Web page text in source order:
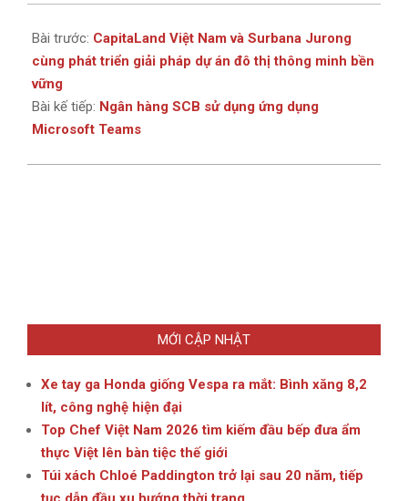
Bài trước: CapitaLand Việt Nam và Surbana Jurong
cùng phát triển giải pháp dự án đô thị thông minh bền
vững
Bài kế tiếp: Ngân hàng SCB sử dụng ứng dụng
Microsoft Teams
MỚI CẬP NHẬT
Xe tay ga Honda giống Vespa ra mắt: Bình xăng 8,2
lít, công nghệ hiện đại
Top Chef Việt Nam 2026 tìm kiếm đầu bếp đưa ẩm
thực Việt lên bàn tiệc thế giới
Túi xách Chloé Paddington trở lại sau 20 năm, tiếp